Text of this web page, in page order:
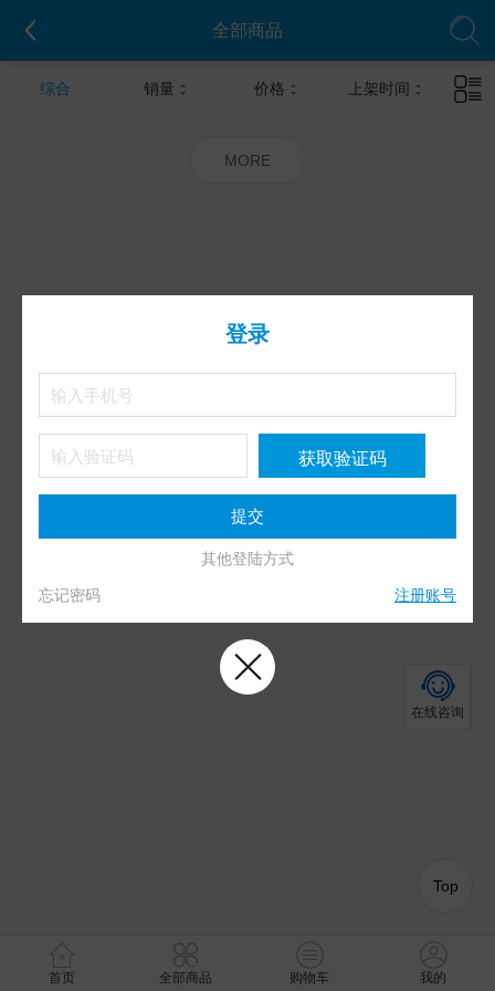
全部商品
综合 销量 价格 上架时间
Top
MORE
登录
其他登陆方式
注册账号
忘记密码
首页 全部商品 购物车 我的
在线咨询